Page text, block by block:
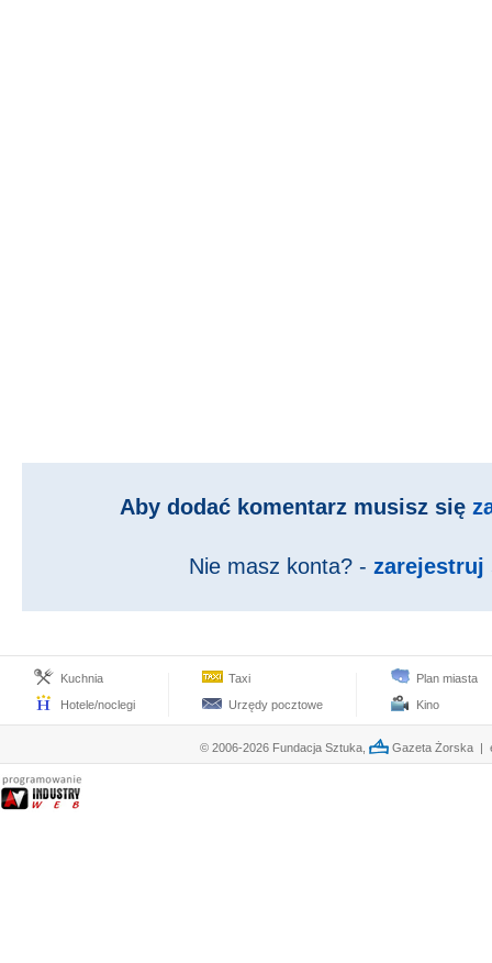
Aby dodać komentarz musisz się
Nie masz konta? - zarejestruj
Kuchnia
Hotele/noclegi
Taxi
Urzędy pocztowe
Plan miasta
Kino
© 2006-2026 Fundacja Sztuka, Gazeta Żorska |